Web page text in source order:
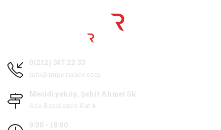
0(212) 347 22 33
info@imperialicc.com
Mecidiyeköy, Şehit Ahmet Sk
Ada Residence Kat:4
9:00 - 18:00